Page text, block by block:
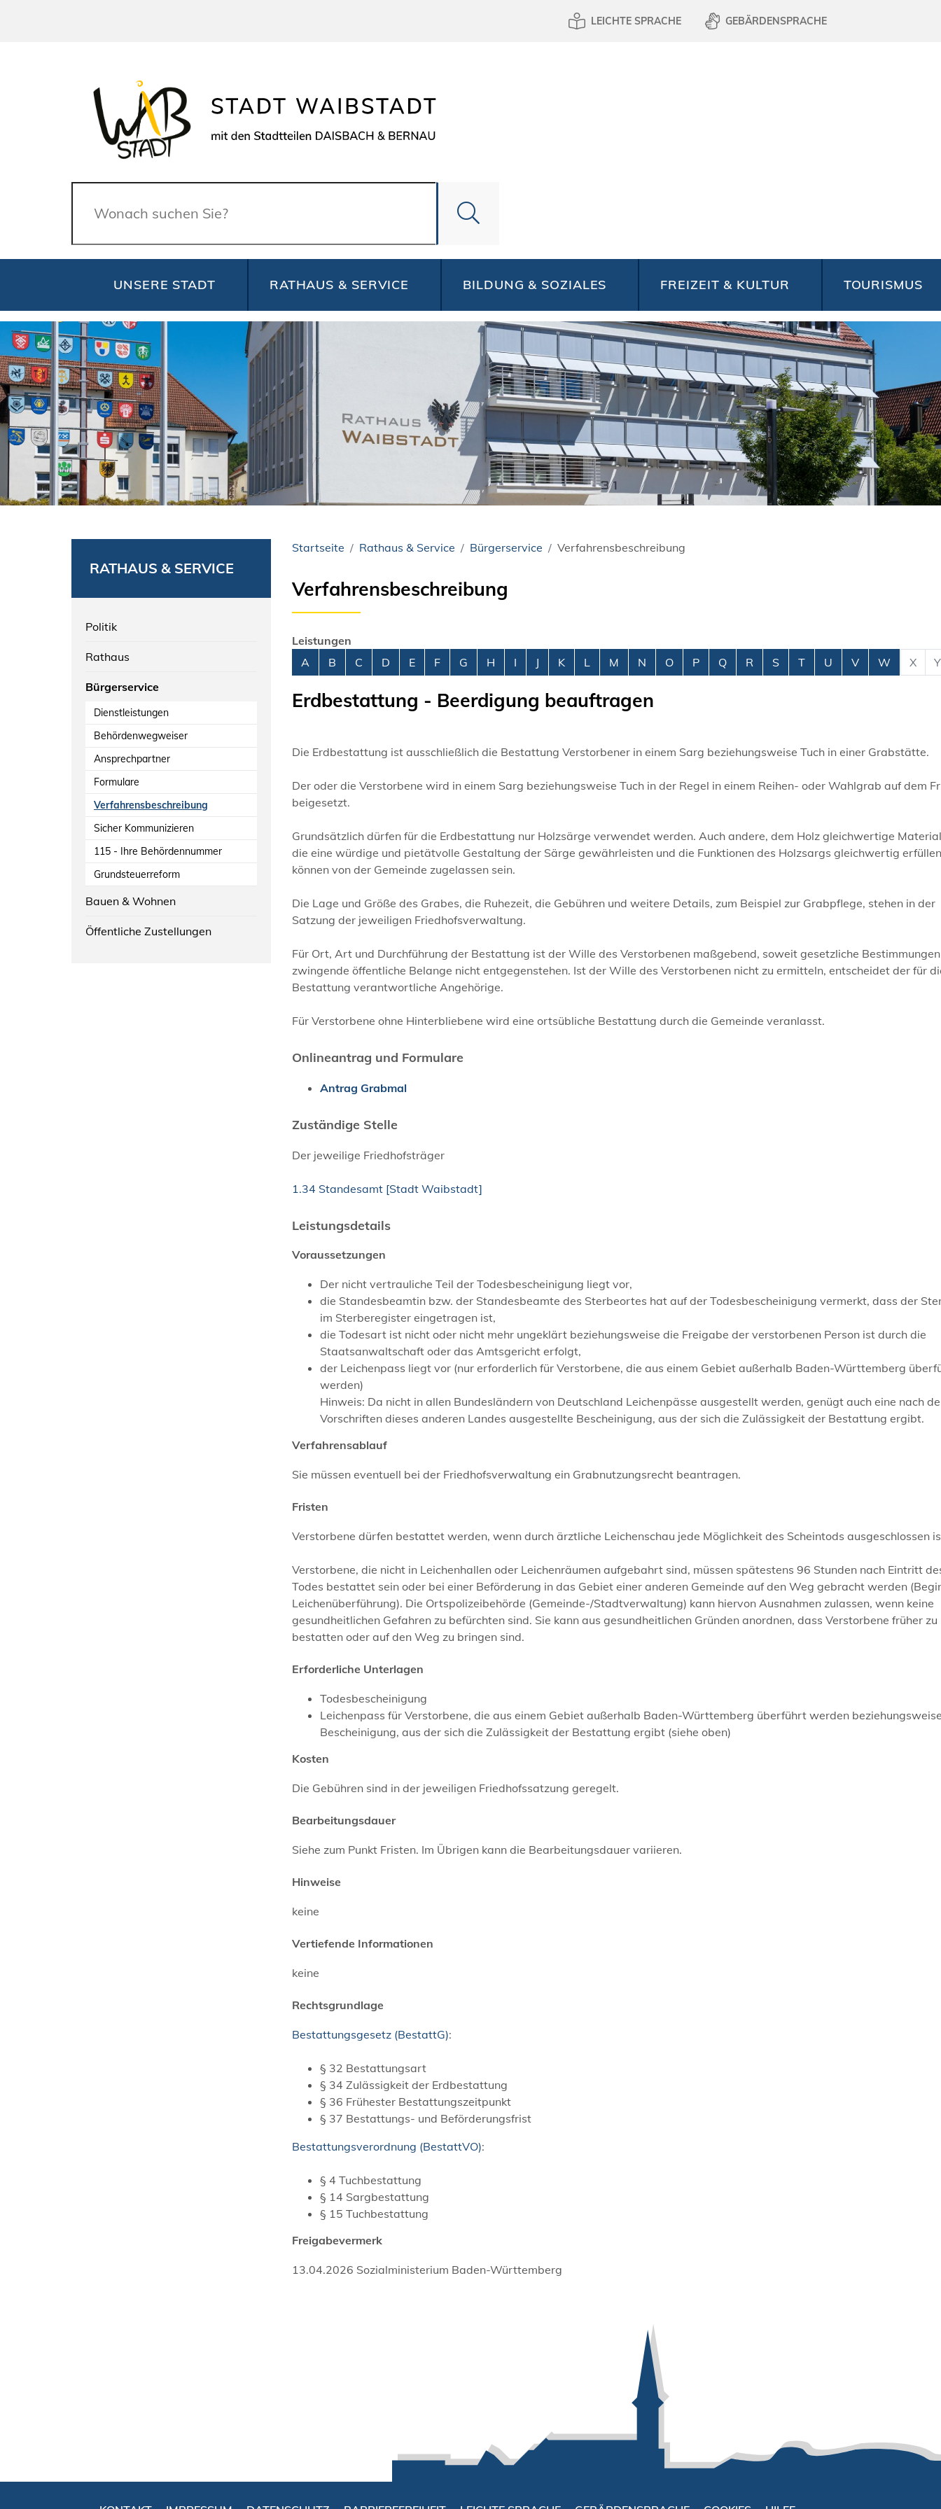
LEICHTE SPRACHE GEBÄRDENSPRACHE
Suche
UNSERE STADT RATHAUS & SERVICE BILDUNG & SOZIALES FREIZEIT & KULTUR TOURISMUS
RATHAUS & SERVICE
Politik
Rathaus
Bürgerservice
Dienstleistungen
Behördenwegweiser
Ansprechpartner
Formulare
Verfahrensbeschreibung
Sicher Kommunizieren
115 - Ihre Behördennummer
Grundsteuerreform
Bauen & Wohnen
Öffentliche Zustellungen
Startseite Rathaus & Service Bürgerservice Verfahrensbeschreibung
Verfahrensbeschreibung
Leistungen
Alphabetisches Register überspringen
A B C D E F G H I J K L M N O P Q R S T U V W X Y
Erdbestattung - Beerdigung beauftragen
Die Erdbestattung ist ausschließlich die Bestattung Verstorbener in einem Sarg beziehungsweise Tuch in einer Grabstätte.
Der oder die Verstorbene wird in einem Sarg beziehungsweise Tuch in der Regel in einem Reihen- oder Wahlgrab auf dem
beigesetzt.
Grundsätzlich dürfen für die Erdbestattung nur Holzsärge verwendet werden. Auch andere, dem Holz gleichwertige
die eine würdige und pietätvolle Gestaltung der Särge gewährleisten und die Funktionen des Holzsargs gleichwertig
können von der Gemeinde zugelassen sein.
Die Lage und Größe des Grabes, die Ruhezeit, die Gebühren und weitere Details, zum Beispiel zur Grabpflege, stehen in der
Satzung der jeweiligen Friedhofsverwaltung.
Für Ort, Art und Durchführung der Bestattung ist der Wille des Verstorbenen maßgebend, soweit gesetzliche
zwingende öffentliche Belange nicht entgegenstehen. Ist der Wille des Verstorbenen nicht zu ermitteln, entscheidet der für
Bestattung verantwortliche Angehörige.
Für Verstorbene ohne Hinterbliebene wird eine ortsübliche Bestattung durch die Gemeinde veranlasst.
Onlineantrag und Formulare
Antrag Grabmal
Zuständige Stelle
Der jeweilige Friedhofsträger
1.34 Standesamt [Stadt Waibstadt]
Leistungsdetails
Voraussetzungen
Der nicht vertrauliche Teil der Todesbescheinigung liegt vor,
die Standesbeamtin bzw. der Standesbeamte des Sterbeortes hat auf der Todesbescheinigung vermerkt, dass der
im Sterberegister eingetragen ist,
die Todesart ist nicht oder nicht mehr ungeklärt beziehungsweise die Freigabe der verstorbenen Person ist durch die
Staatsanwaltschaft oder das Amtsgericht erfolgt,
der Leichenpass liegt vor (nur erforderlich für Verstorbene, die aus einem Gebiet außerhalb Baden-Württemberg
werden)
Hinweis: Da nicht in allen Bundesländern von Deutschland Leichenpässe ausgestellt werden, genügt auch eine nach
Vorschriften dieses anderen Landes ausgestellte Bescheinigung, aus der sich die Zulässigkeit der Bestattung ergibt.
Verfahrensablauf
Sie müssen eventuell bei der Friedhofsverwaltung ein Grabnutzungsrecht beantragen.
Fristen
Verstorbene dürfen bestattet werden, wenn durch ärztliche Leichenschau jede Möglichkeit des Scheintods ausgeschlossen
Verstorbene, die nicht in Leichenhallen oder Leichenräumen aufgebahrt sind, müssen spätestens 96 Stunden nach Eintritt
Todes bestattet sein oder bei einer Beförderung in das Gebiet einer anderen Gemeinde auf den Weg gebracht werden
Leichenüberführung). Die Ortspolizeibehörde (Gemeinde-/Stadtverwaltung) kann hiervon Ausnahmen zulassen, wenn keine
gesundheitlichen Gefahren zu befürchten sind. Sie kann aus gesundheitlichen Gründen anordnen, dass Verstorbene früher zu
bestatten oder auf den Weg zu bringen sind.
Erforderliche Unterlagen
Todesbescheinigung
Leichenpass für Verstorbene, die aus einem Gebiet außerhalb Baden-Württemberg überführt werden
Bescheinigung, aus der sich die Zulässigkeit der Bestattung ergibt (siehe oben)
Kosten
Die Gebühren sind in der jeweiligen Friedhofssatzung geregelt.
Bearbeitungsdauer
Siehe zum Punkt Fristen. Im Übrigen kann die Bearbeitungsdauer variieren.
Hinweise
keine
Vertiefende Informationen
keine
Rechtsgrundlage
Bestattungsgesetz (BestattG):
§ 32 Bestattungsart
§ 34 Zulässigkeit der Erdbestattung
§ 36 Frühester Bestattungszeitpunkt
§ 37 Bestattungs- und Beförderungsfrist
Bestattungsverordnung (BestattVO):
§ 4 Tuchbestattung
§ 14 Sargbestattung
§ 15 Tuchbestattung
Freigabevermerk
13.04.2026 Sozialministerium Baden-Württemberg